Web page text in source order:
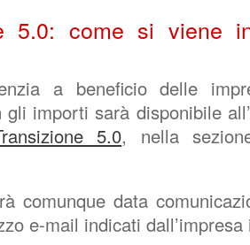
5.0: come si viene
a beneficio delle
gli importi sarà disponibile
5.0, nella
comunque data
e-mail indicati